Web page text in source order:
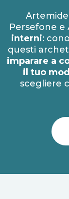
Persefone e
interni:
questi
imparare a
il tuo
scegliere